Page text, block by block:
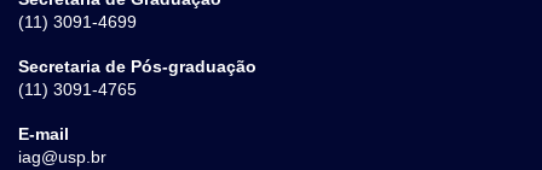
(11) 3091-4699
Secretaria de Pós-graduação
(11) 3091-4765
E-mail
iag@usp.br